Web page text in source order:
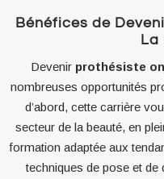
Bénéfices de
La
Devenir prothésiste
nombreuses opportunités
d’abord, cette carrière
secteur de la beauté, en
formation adaptée aux
techniques de pose et